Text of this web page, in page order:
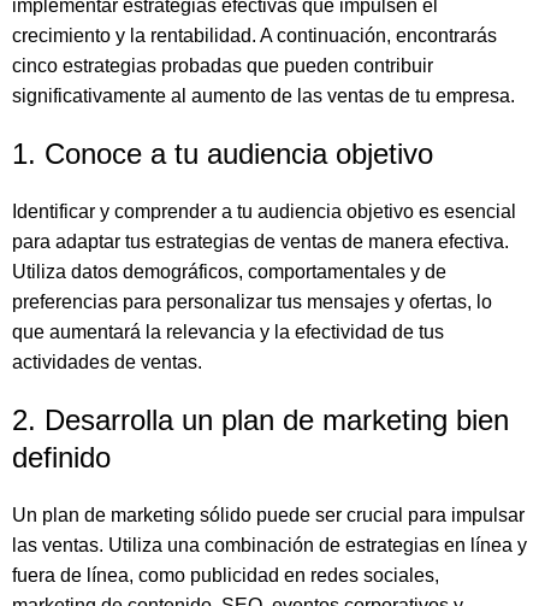
implementar estrategias efectivas que impulsen el
crecimiento y la rentabilidad. A continuación, encontrarás
cinco estrategias probadas que pueden contribuir
significativamente al aumento de las ventas de tu empresa.
1. Conoce a tu audiencia objetivo
Identificar y comprender a tu audiencia objetivo es esencial
para adaptar tus estrategias de ventas de manera efectiva.
Utiliza datos demográficos, comportamentales y de
preferencias para personalizar tus mensajes y ofertas, lo
que aumentará la relevancia y la efectividad de tus
actividades de ventas.
2. Desarrolla un plan de marketing bien
definido
Un plan de marketing sólido puede ser crucial para impulsar
las ventas. Utiliza una combinación de estrategias en línea y
fuera de línea, como publicidad en redes sociales,